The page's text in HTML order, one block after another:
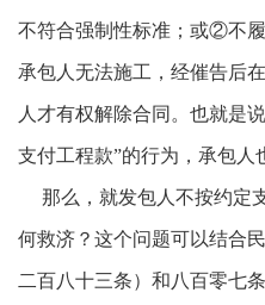
不符合强制性标准；或②不
承包人无法施工，经催告后
人才有权解除合同。也就是
支付工程款”的行为，承包人
那么，就发包人不按约定
何救济？这个问题可以结合
二百八十三条）和八百零七